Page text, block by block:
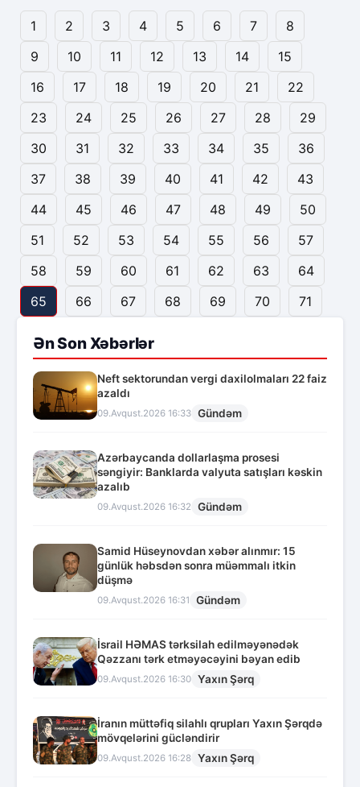
1 2 3 4 5 6 7
8
9
10 11 12 13 14
15
16
17 18 19 20 21
22
23
24 25 26 27 28
29
30
31 32 33 34 35
36
37
38 39 40 41 42
43
44
45 46 47 48 49
50
51
52 53 54 55 56
57
58
59 60 61 62 63
64
65
66 67 68 69 70 71
Ən Son Xəbərlər
Neft sektorundan vergi daxilolmaları 22 faiz
azaldı
09.Avqust.2026 16:33 Gündəm
Azərbaycanda dollarlaşma prosesi
səngiyir: Banklarda valyuta satışları kəskin
azalıb
09.Avqust.2026 16:32 Gündəm
Samid Hüseynovdan xəbər alınmır: 15
günlük həbsdən sonra müəmmalı itkin
düşmə
09.Avqust.2026 16:31 Gündəm
İsrail HƏMAS tərksilah edilməyənədək
Qəzzanı tərk etməyəcəyini bəyan edib
09.Avqust.2026 16:30 Yaxın Şərq
İranın müttəfiq silahlı qrupları Yaxın Şərqdə
mövqelərini gücləndirir
09.Avqust.2026 16:28 Yaxın Şərq